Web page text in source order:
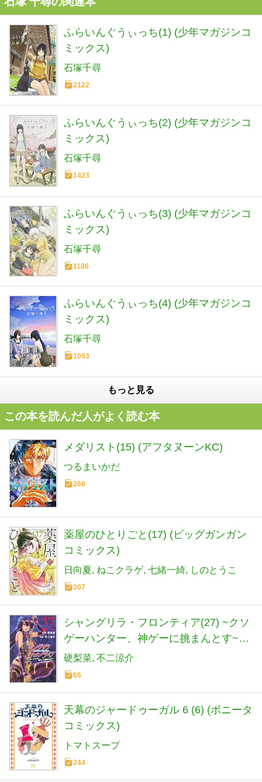
ふらいんぐうぃっち(1) (少年マガジンコ
ミックス)
石塚千尋
2122
ふらいんぐうぃっち(2) (少年マガジンコ
ミックス)
石塚千尋
1423
ふらいんぐうぃっち(3) (少年マガジンコ
ミックス)
石塚千尋
1186
ふらいんぐうぃっち(4) (少年マガジンコ
ミックス)
石塚千尋
1053
もっと見る
この本を読んだ人がよく読む本
メダリスト(15) (アフタヌーンKC)
つるまいかだ
268
薬屋のひとりごと(17) (ビッグガンガン
コミックス)
日向夏 ねこクラゲ 七緒一綺 しのとうこ
307
シャングリラ・フロンティア(27) ~クソ
ゲーハンター、神ゲーに挑まんとす~
(KCデラックス)
硬梨菜 不二涼介
66
天幕のジャードゥーガル 6 (6) (ボニータ
コミックス)
トマトスープ
244